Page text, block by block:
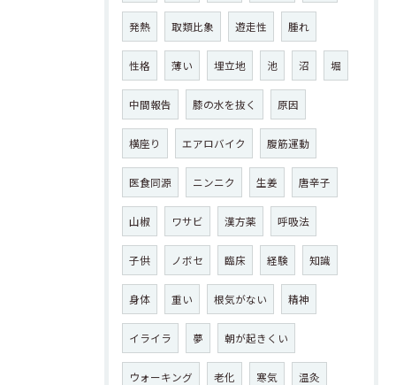
発熱 取類比象 遊走性 腫れ
性格 薄い 埋立地 池 沼 堀
中間報告 膝の水を抜く 原因
横座り エアロバイク 腹筋運動
医食同源 ニンニク 生姜 唐辛子
山椒 ワサビ 漢方薬 呼吸法
子供 ノボセ 臨床 経験 知識
身体 重い 根気がない 精神
イライラ 夢 朝が起きくい
ウォーキング 老化 寒気 温灸